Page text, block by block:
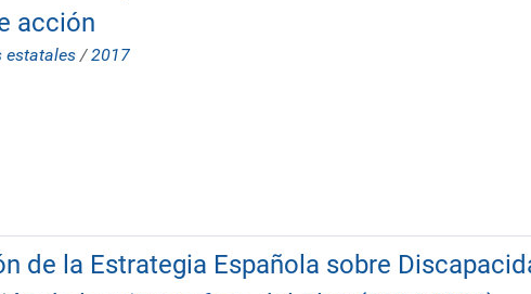
acción
estatales /2017
de la Estrategia Española sobre